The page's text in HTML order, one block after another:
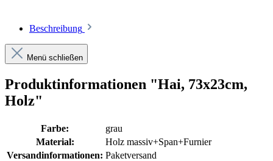
Beschreibung
Menü schließen
Produktinformationen "Hai, 73x23cm,
Holz"
Farbe:
grau
Material:
Holz massiv+Span+Furnier
Versandinformationen: Paketversand